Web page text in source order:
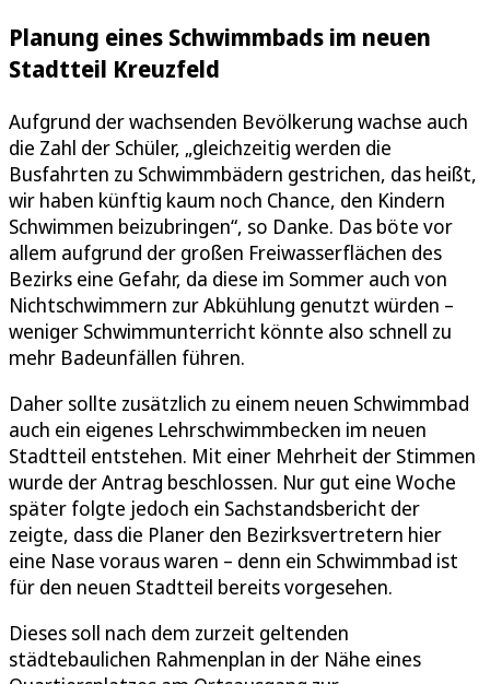
Planung eines Schwimmbads im neuen
Stadtteil Kreuzfeld
Aufgrund der wachsenden Bevölkerung wachse auch
die Zahl der Schüler, „gleichzeitig werden die
Busfahrten zu Schwimmbädern gestrichen, das heißt,
wir haben künftig kaum noch Chance, den Kindern
Schwimmen beizubringen“, so Danke. Das böte vor
allem aufgrund der großen Freiwasserflächen des
Bezirks eine Gefahr, da diese im Sommer auch von
Nichtschwimmern zur Abkühlung genutzt würden –
weniger Schwimmunterricht könnte also schnell zu
mehr Badeunfällen führen.
Daher sollte zusätzlich zu einem neuen Schwimmbad
auch ein eigenes Lehrschwimmbecken im neuen
Stadtteil entstehen. Mit einer Mehrheit der Stimmen
wurde der Antrag beschlossen. Nur gut eine Woche
später folgte jedoch ein Sachstandsbericht der
zeigte, dass die Planer den Bezirksvertretern hier
eine Nase voraus waren – denn ein Schwimmbad ist
für den neuen Stadtteil bereits vorgesehen.
Dieses soll nach dem zurzeit geltenden
städtebaulichen Rahmenplan in der Nähe eines